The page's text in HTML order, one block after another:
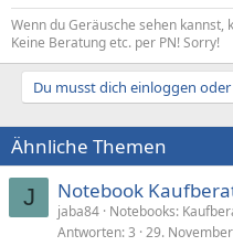
Wenn du Geräusche sehen kannst,
Keine Beratung etc. per PN! Sorry!
Du musst dich einloggen
Ähnliche Themen
J Notebook
jaba84 Notebooks:
Antworten 3 29.